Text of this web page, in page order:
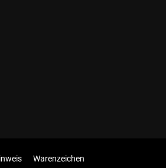
Warenzeichen